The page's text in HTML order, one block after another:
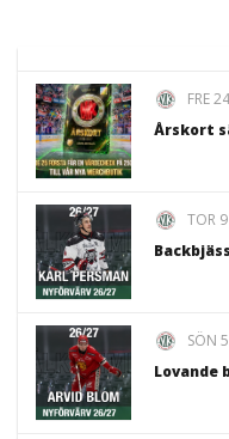
FRE
Årskort
TOR
SÖN
Lovande